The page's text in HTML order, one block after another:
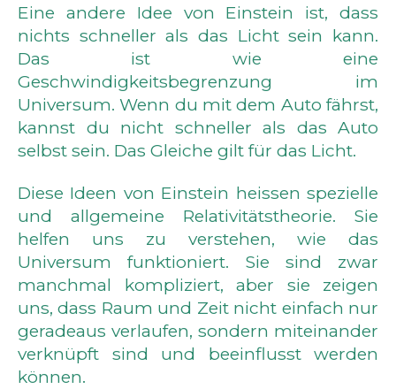
Eine andere Idee von Einstein ist, dass
nichts schneller als das Licht sein kann.
Das ist wie eine
Geschwindigkeitsbegrenzung im
Universum. Wenn du mit dem Auto fährst,
kannst du nicht schneller als das Auto
selbst sein. Das Gleiche gilt für das Licht.
Diese Ideen von Einstein heissen spezielle
und allgemeine Relativitätstheorie. Sie
helfen uns zu verstehen, wie das
Universum funktioniert. Sie sind zwar
manchmal kompliziert, aber sie zeigen
uns, dass Raum und Zeit nicht einfach nur
geradeaus verlaufen, sondern miteinander
verknüpft sind und beeinflusst werden
können.